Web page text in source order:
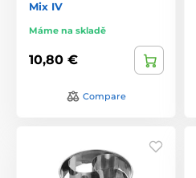
Mix IV
Máme na skladě
10,80 €
Compare